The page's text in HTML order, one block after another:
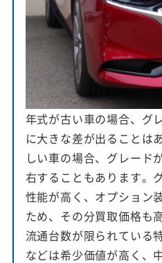
年式が古い車の場合、グ
に大きな差が出ることは
しい車の場合、グレード
右することもあります。
性能が高く、オプション
ため、その分買取価格も
流通台数が限られている
などは希少価値が高く、